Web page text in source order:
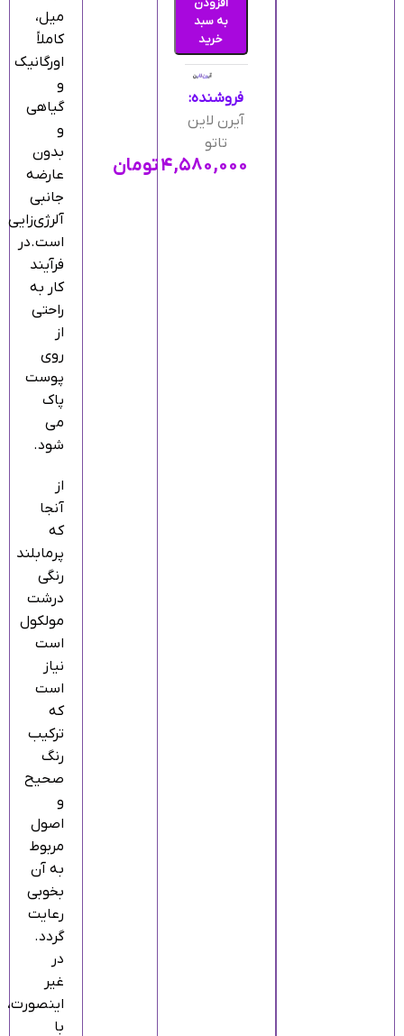
افزودن
به سبد
خرید
۴,۵۸۰,۰۰۰تومان
فروشنده:
آیرن لاین
تاتو
میل،
کاملاً
اورگانیک
و
گیاهی
و
بدون
عارضه
جانبی
آلرژی‌زایی
است.در
فرآیند
کار به
راحتی
از
روی
پوست
پاک
می
شود.
از
آنجا
که
پرمابلند
رنگی
درشت
مولکول
است
نیاز
است
که
ترکیب
رنگ
صحیح
و
اصول
مربوط
به آن
بخوبی
رعایت
گردد.
در
غیر
اینصورت،
با